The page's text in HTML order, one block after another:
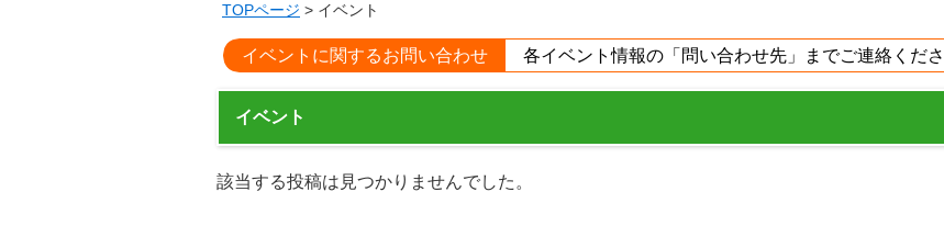
TOPページ > イベント
イベントに関するお問い合わせ 各イベント情報の「問い合わせ先」までご連絡くださ
イベント
該当する投稿は見つかりませんでした。